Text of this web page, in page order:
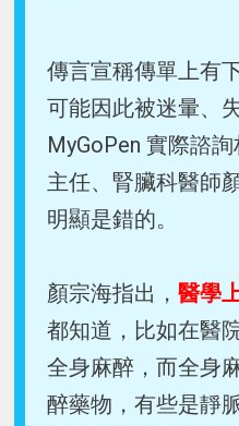
傳言宣稱傳單上有
可能因此被迷暈、
MyGoPen 實際諮
主任、腎臟科醫師
明顯是錯的。
顏宗海指出，醫學
都知道，比如在醫
全身麻醉，而全身
醉藥物，有些是靜